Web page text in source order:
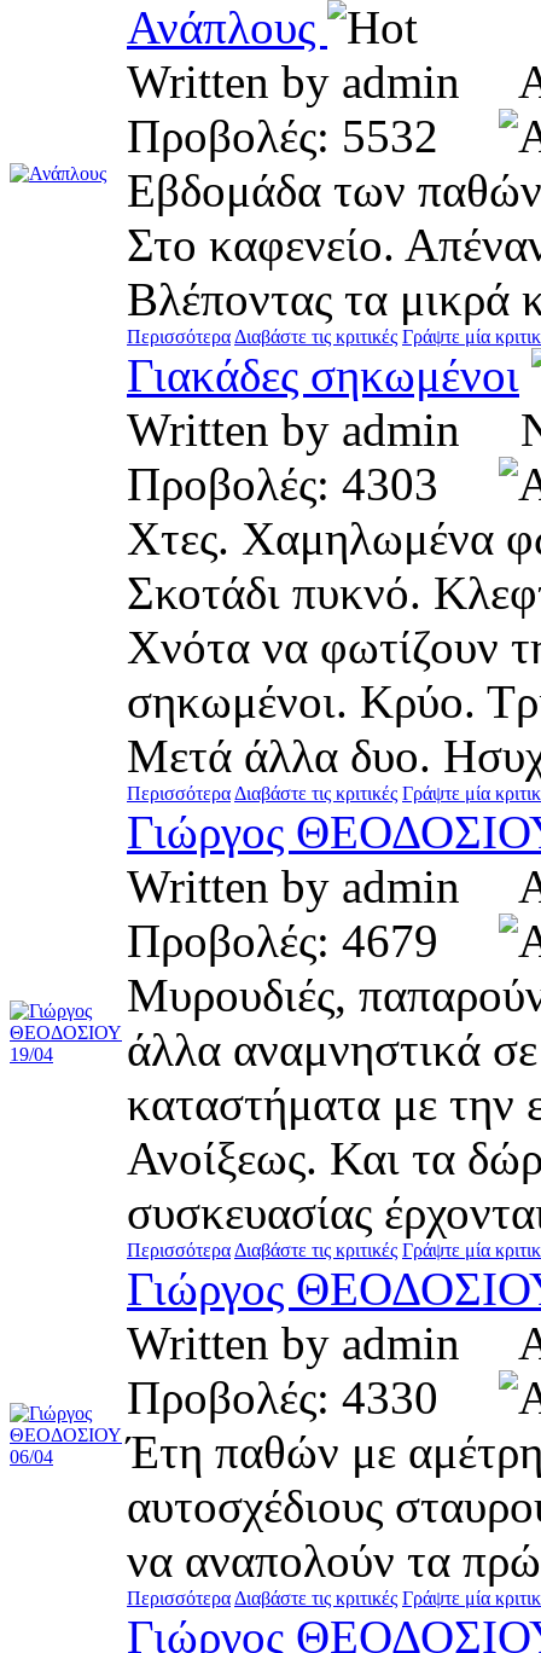
Ανάπλους
Written by admin
Προβολές: 5532
Εβδομάδα των παθών
Στο καφενείο.
Βλέποντας τα μικρά
ΠερισσότεραΔιαβάστε τις κριτικές Γράψτε μία
Γιακάδες σηκωμένοι
Written by admin
Προβολές: 4303
Χτες. Χαμηλωμένα
Σκοτάδι πυκνό.
Χνότα να φωτίζουν
σηκω­μένοι. Κρύο.
Μετά άλλα δυο.
ΠερισσότεραΔιαβάστε τις κριτικές Γράψτε μία
Γιώργος
Written by admin
Προβολές: 4679
Μυρουδιές,
άλλα αναμνηστικά
καταστήματα με την
Ανοίξεως. Και τα
συσκευασίας
ΠερισσότεραΔιαβάστε τις κριτικές Γράψτε μία
Γιώργος
Written by admin
Προβολές: 4330
Έτη παθών με
αυτοσχέδιους
να αναπολούν τα
ΠερισσότεραΔιαβάστε τις κριτικές Γράψτε μία
Γιώργος